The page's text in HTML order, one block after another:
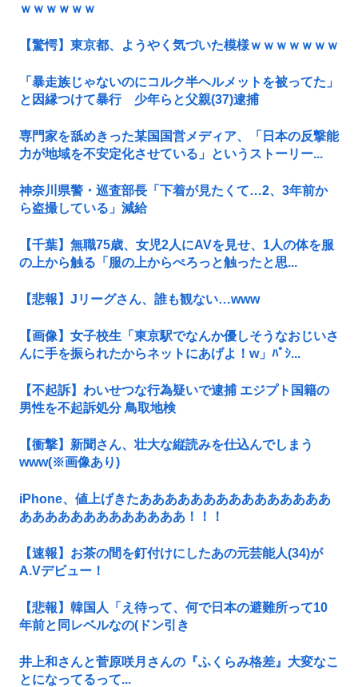
ｗｗｗｗｗｗ
【驚愕】東京都、ようやく気づいた模様ｗｗｗｗｗｗｗ
「暴走族じゃないのにコルク半ヘルメットを被ってた」
と因縁つけて暴行 少年らと父親(37)逮捕
専門家を舐めきった某国国営メディア、「日本の反撃能
力が地域を不安定化させている」というストーリー...
神奈川県警・巡査部長「下着が見たくて…2、3年前か
ら盗撮している」減給
【千葉】無職75歳、女児2人にAVを見せ、1人の体を服
の上から触る「服の上からぺろっと触ったと思...
【悲報】Jリーグさん、誰も観ない…www
【画像】女子校生「東京駅でなんか優しそうなおじいさ
んに手を振られたからネットにあげよ！w」ﾊﾟｼ...
【不起訴】わいせつな行為疑いで逮捕 エジプト国籍の
男性を不起訴処分 鳥取地検
【衝撃】新聞さん、壮大な縦読みを仕込んでしまう
www(※画像あり)
iPhone、値上げきたあああああああああああああああ
あああああああああああああ！！！
【速報】お茶の間を釘付けにしたあの元芸能人(34)が
A.Vデビュー！
【悲報】韓国人「え待って、何で日本の避難所って10
年前と同レベルなの(ドン引き
井上和さんと菅原咲月さんの『ふくらみ格差』大変なこ
とになってるって...